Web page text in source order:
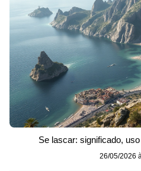
Se lascar: significado,
26/05/2026